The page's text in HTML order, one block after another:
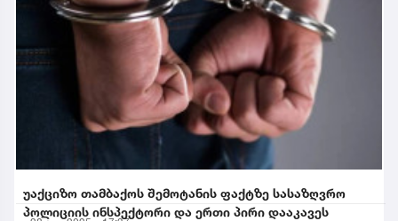
უაქციზო თამბაქოს შემოტანის ფაქტზე სასაზღვრო
პოლიციის ინსპექტორი და ერთი პირი დააკავეს